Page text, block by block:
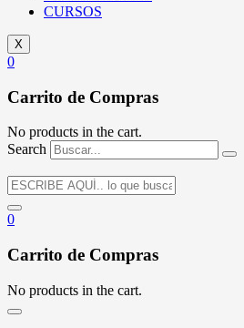
CURSOS
X
0
Carrito de Compras
No products in the cart.
Search
0
Carrito de Compras
No products in the cart.